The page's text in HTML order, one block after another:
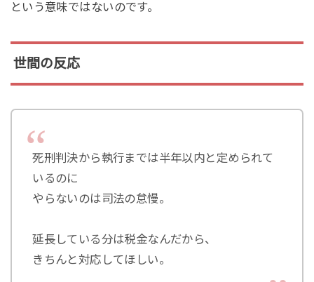
という意味ではないのです。
世間の反応
死刑判決から執行までは半年以内と定められて
いるのに
やらないのは司法の怠慢。
延長している分は税金なんだから、
きちんと対応してほしい。